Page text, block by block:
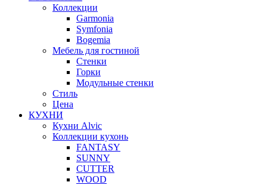
Коллекции
Garmonia
Symfonia
Bogemia
Мебель для гостиной
Стенки
Горки
Модульные стенки
Стиль
Цена
КУХНИ
Кухни Alvic
Коллекции кухонь
FANTASY
SUNNY
CUTTER
WOOD